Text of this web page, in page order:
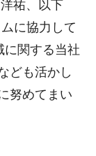
祐、以下
に協力して
に関する当社
ども活かし
努めてまい